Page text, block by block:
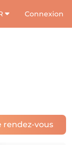
Connexion
rendez-vous